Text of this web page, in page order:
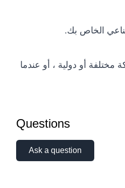
الخاص بك.
أو دولية ، أو عندما
Questions
Ask a question